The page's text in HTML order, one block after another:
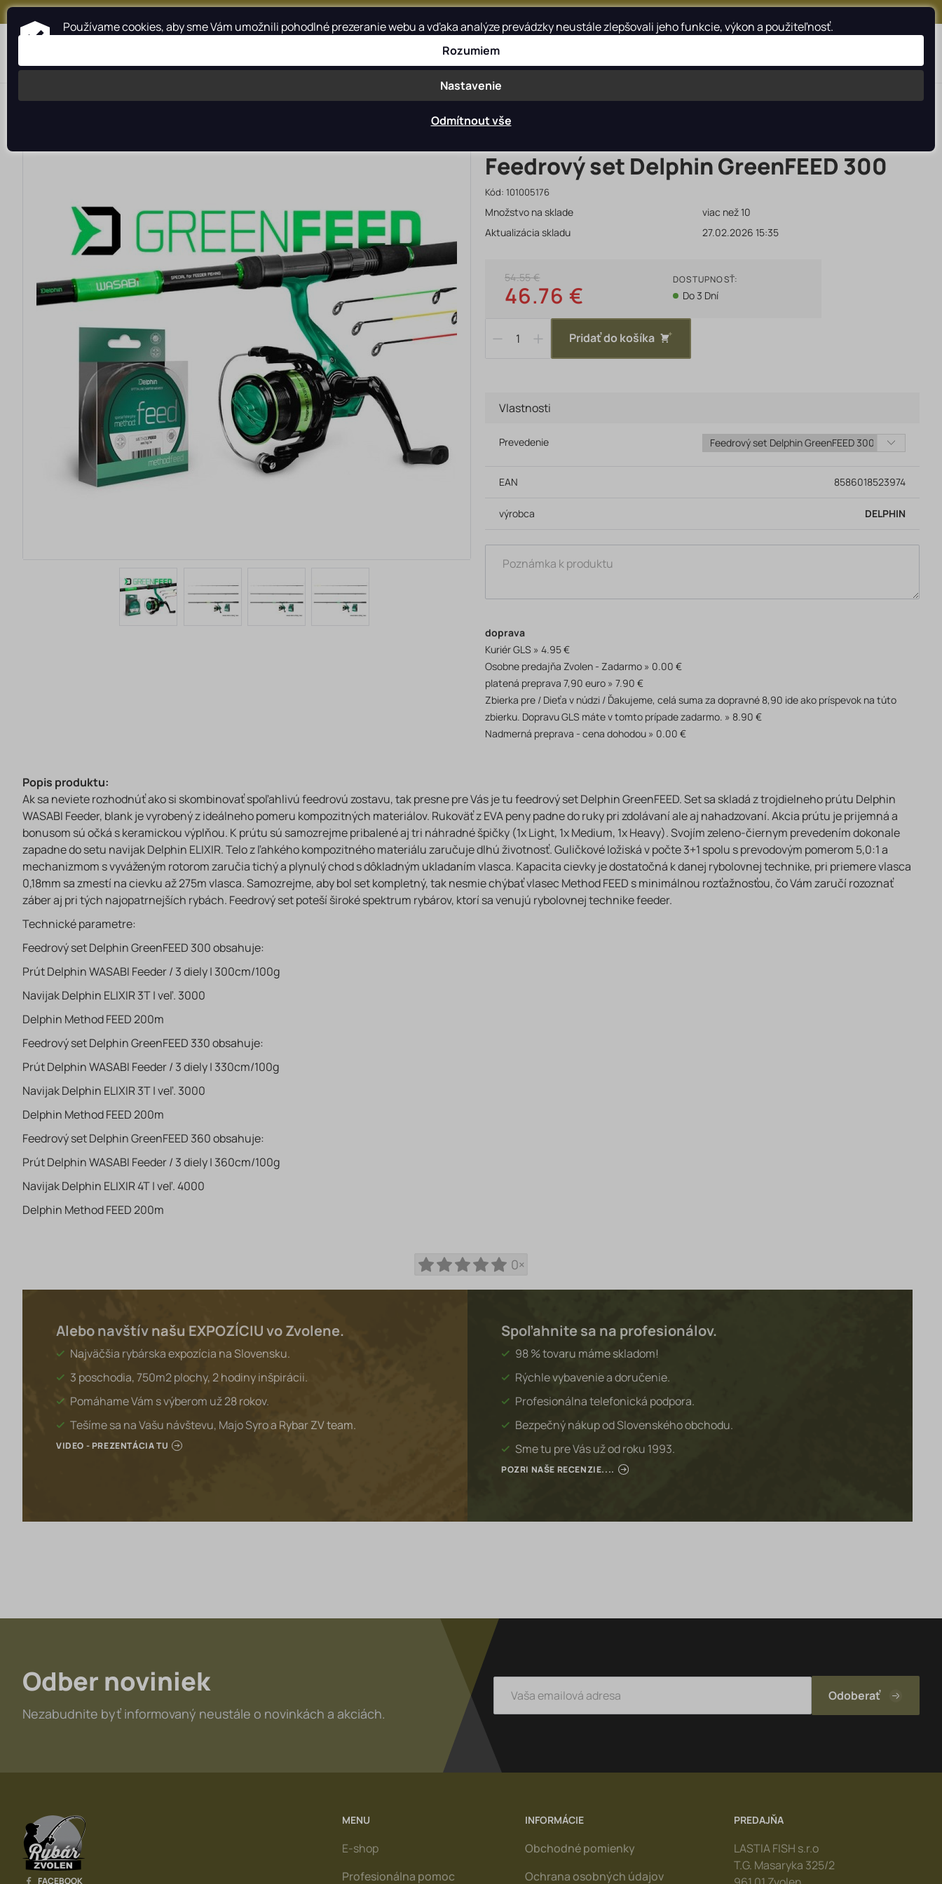
+421 917 159 547
> > > > >
Feedrový set Delphin GreenFEED 300
Kód: 101005176
Množstvo na sklade
viac než 10
Aktualizácia skladu
27.02.2026 15:35
54.55 €
46.76 €
DOSTUPNOSŤ:
Do 3 Dní
Pridať do košíka
Vlastnosti
Prevedenie
EAN 8586018523974
výrobca DELPHIN
doprava
Kuriér GLS
4.95 €
Osobne predajňa Zvolen - Zadarmo
0.00 €
platená preprava 7,90 euro
7.90 €
Zbierka pre / Dieťa v núdzi / Ďakujeme, celá suma za dopravné 8,90 ide ako príspevok na túto
zbierku. Dopravu GLS máte v tomto prípade zadarmo.
8.90 €
Nadmerná preprava - cena dohodou
0.00 €
Popis produktu:
Ak sa neviete rozhodnúť ako si skombinovať spoľahlivú feedrovú zostavu, tak presne pre Vás je tu feedrový set Delphin GreenFEED. Set sa skladá z trojdielneho prútu Delphin
WASABI Feeder, blank je vyrobený z ideálneho pomeru kompozitných materiálov. Rukoväť z EVA peny padne do ruky pri zdolávaní ale aj nahadzovaní. Akcia prútu je prijemná a
bonusom sú očká s keramickou výplňou. K prútu sú samozrejme pribalené aj tri náhradné špičky (1x Light, 1x Medium, 1x Heavy). Svojím zeleno-čiernym prevedením dokonale
zapadne do setu navijak Delphin ELIXIR. Telo z ľahkého kompozitného materiálu zaručuje dlhú životnosť. Guličkové ložiská v počte 3+1 spolu s prevodovým pomerom 5,0:1 a
mechanizmom s vyváženým rotorom zaručia tichý a plynulý chod s dôkladným ukladaním vlasca. Kapacita cievky je dostatočná k danej rybolovnej technike, pri priemere vlasca
0,18mm sa zmestí na cievku až 275m vlasca. Samozrejme, aby bol set kompletný, tak nesmie chýbať vlasec Method FEED s minimálnou rozťažnosťou, čo Vám zaručí rozoznať
záber aj pri tých najopatrnejších rybách. Feedrový set poteší široké spektrum rybárov, ktorí sa venujú rybolovnej technike feeder.
Technické parametre:
Feedrový set Delphin GreenFEED 300 obsahuje:
Prút Delphin WASABI Feeder / 3 diely | 300cm/100g
Navijak Delphin ELIXIR 3T | veľ. 3000
Delphin Method FEED 200m
Feedrový set Delphin GreenFEED 330 obsahuje:
Prút Delphin WASABI Feeder / 3 diely | 330cm/100g
Navijak Delphin ELIXIR 3T | veľ. 3000
Delphin Method FEED 200m
Feedrový set Delphin GreenFEED 360 obsahuje:
Prút Delphin WASABI Feeder / 3 diely | 360cm/100g
Navijak Delphin ELIXIR 4T | veľ. 4000
Delphin Method FEED 200m
0×
Alebo navštív našu EXPOZÍCIU vo Zvolene.
Najväčšia rybárska expozícia na Slovensku.
3 poschodia, 750m2 plochy, 2 hodiny inšpirácii.
Pomáhame Vám s výberom už 28 rokov.
Tešíme sa na Vašu návštevu, Majo Syro a Rybar ZV team.
VIDEO - PREZENTÁCIA TU
Spoľahnite sa na profesionálov.
98 % tovaru máme skladom!
Rýchle vybavenie a doručenie.
Profesionálna telefonická podpora.
Bezpečný nákup od Slovenského obchodu.
Sme tu pre Vás už od roku 1993.
POZRI NAŠE RECENZIE....
Odber noviniek
Nezabudnite byť informovaný neustále o novinkách a akciách.
FACEBOOK
MENU
E-shop
Profesionálna pomoc
INFORMÁCIE
Obchodné pomienky
Ochrana osobných údajov
PREDAJŇA
LASTIA FISH s.r.o
T.G. Masaryka 325/2
Používame cookies, aby sme Vám umožnili pohodlné prezeranie webu a vďaka analýze prevádzky neustále zlepšovali jeho funkcie, výkon a použiteľnosť.
Rozumiem
Nastavenie
Odmítnout vše